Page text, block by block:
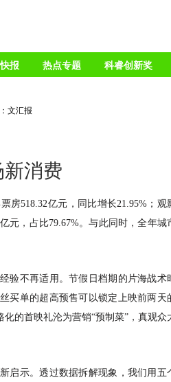
报 热点专题 科睿创新奖
文汇报
消费
房518.32亿元，同比增长21.95%；观
元，占比79.67%。与此同时，全年城
验不再适用。节假日档期的片海战术
买单的超高预售可以锁定上映前两天
化的首映礼沦为营销“预制菜”，真观众
启示。透过数据拆解现象，我们用五